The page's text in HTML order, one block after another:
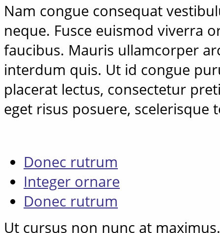
Nam congue consequat
neque. Fusce euismod viverra
faucibus. Mauris ullamcorper
interdum quis. Ut id congue
placerat lectus, consectetur
eget risus posuere, scelerisque
Donec rutrum
Integer ornare
Donec rutrum
Ut cursus non nunc at